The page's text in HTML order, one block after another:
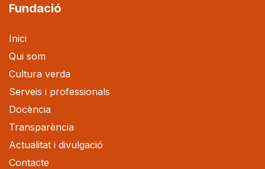
Fundació
Inici
Qui som
Cultura verda
Serveis i professionals
Docència
Transparència
Actualitat i divulgació
Contacte